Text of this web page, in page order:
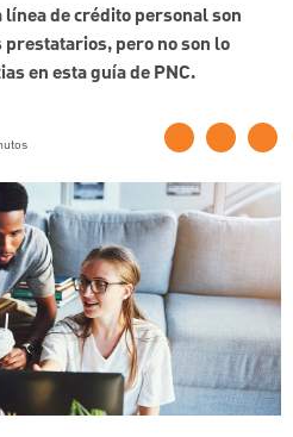
de crédito personal son
pero no son lo
en esta guía de PNC.